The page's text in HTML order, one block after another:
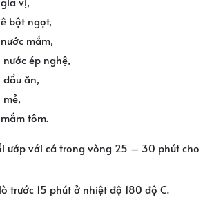
bột ngọt,
mắm,
ép nghệ,
ăn,
tôm.
ướp với cá trong vòng 25 – 30 phút cho
trước 15 phút ở nhiệt độ 180 độ C.